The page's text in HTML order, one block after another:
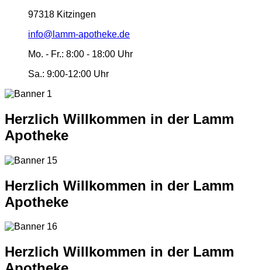
97318 Kitzingen
info@lamm-apotheke.de
Mo. - Fr.: 8:00 - 18:00 Uhr
Sa.: 9:00-12:00 Uhr
Herzlich Willkommen in der Lamm
Apotheke
Herzlich Willkommen in der Lamm
Apotheke
Herzlich Willkommen in der Lamm